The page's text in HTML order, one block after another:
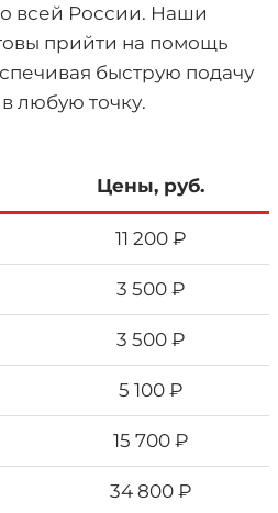
всей России. Наши
прийти на помощь
быструю подачу
любую точку.
Цены, руб.
11 200 ₽
3 500 ₽
3 500 ₽
5 100 ₽
15 700 ₽
34 800 ₽